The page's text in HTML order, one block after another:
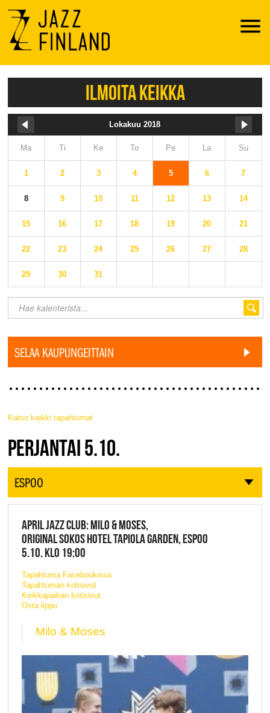
Menu
ILMOITA KEIKKA
Lokakuu 2018
Ma Ti Ke To Pe La Su
1 2 3 4 5 6 7
8 9 10 11 12 13 14
15 16 17 18 19 20 21
22 23 24 25 26 27 28
29 30 31
SELAA KAUPUNGEITTAIN
Katso kaikki tapahtumat
JAZZ FINLAND LIVE
PERJANTAI 5.10.
ESPOO
APRIL JAZZ CLUB: MILO & MOSES,
ORIGINAL SOKOS HOTEL TAPIOLA GARDEN, ESPOO
5.10. KLO 19:00
Tapahtuma Facebookissa
Tapahtuman kotisivut
Keikkapaikan kotisivut
Osta lippu
Milo & Moses